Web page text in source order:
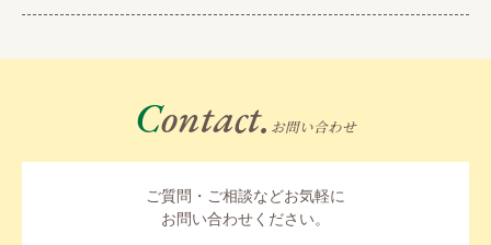
Contact. お問い合わせ
ご質問・ご相談などお気軽に
お問い合わせください。